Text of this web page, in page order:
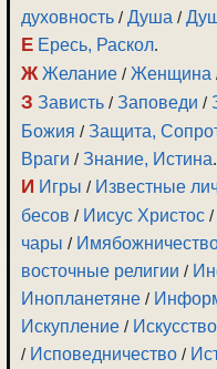
духовность /Душа /
Е Ересь, Раскол.
Ж Желание /Женщина
З Зависть /Заповеди /
Божия /Защита,
Враги /Знание, Истина.
И Игры / Известные
бесов / Иисус Христос /
чары /
восточные религии /
Инопланетяне /
Искупление /
/ Исповедничество /